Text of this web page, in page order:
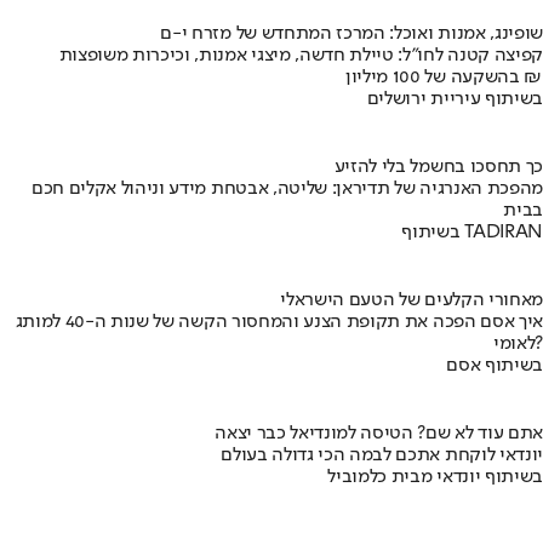
שופינג, אמנות ואוכל: המרכז המתחדש של מזרח י-ם
קפיצה קטנה לחו"ל: טיילת חדשה, מיצגי אמנות, וכיכרות משופצות
בהשקעה של 100 מיליון ₪
בשיתוף עיריית ירושלים
כך תחסכו בחשמל בלי להזיע
מהפכת האנרגיה של תדיראן: שליטה, אבטחת מידע וניהול אקלים חכם
בבית
בשיתוף TADIRAN
מאחורי הקלעים של הטעם הישראלי
איך אסם הפכה את תקופת הצנע והמחסור הקשה של שנות ה-40 למותג
לאומי?
בשיתוף אסם
אתם עוד לא שם? הטיסה למונדיאל כבר יצאה
יונדאי לוקחת אתכם לבמה הכי גדולה בעולם
בשיתוף יונדאי מבית כלמוביל